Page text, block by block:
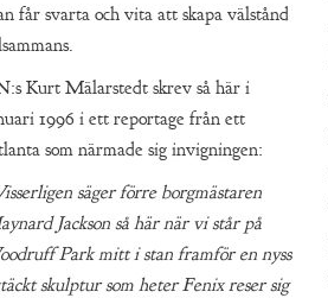
får svarta och vita att skapa välstånd
Kurt Mälarstedt skrev så här i
1996 i ett reportage från ett
som närmade sig invigningen:
säger förre borgmästaren
Jackson så här när vi står på
Park mitt i stan framför en nyss
skulptur som heter Fenix reser sig